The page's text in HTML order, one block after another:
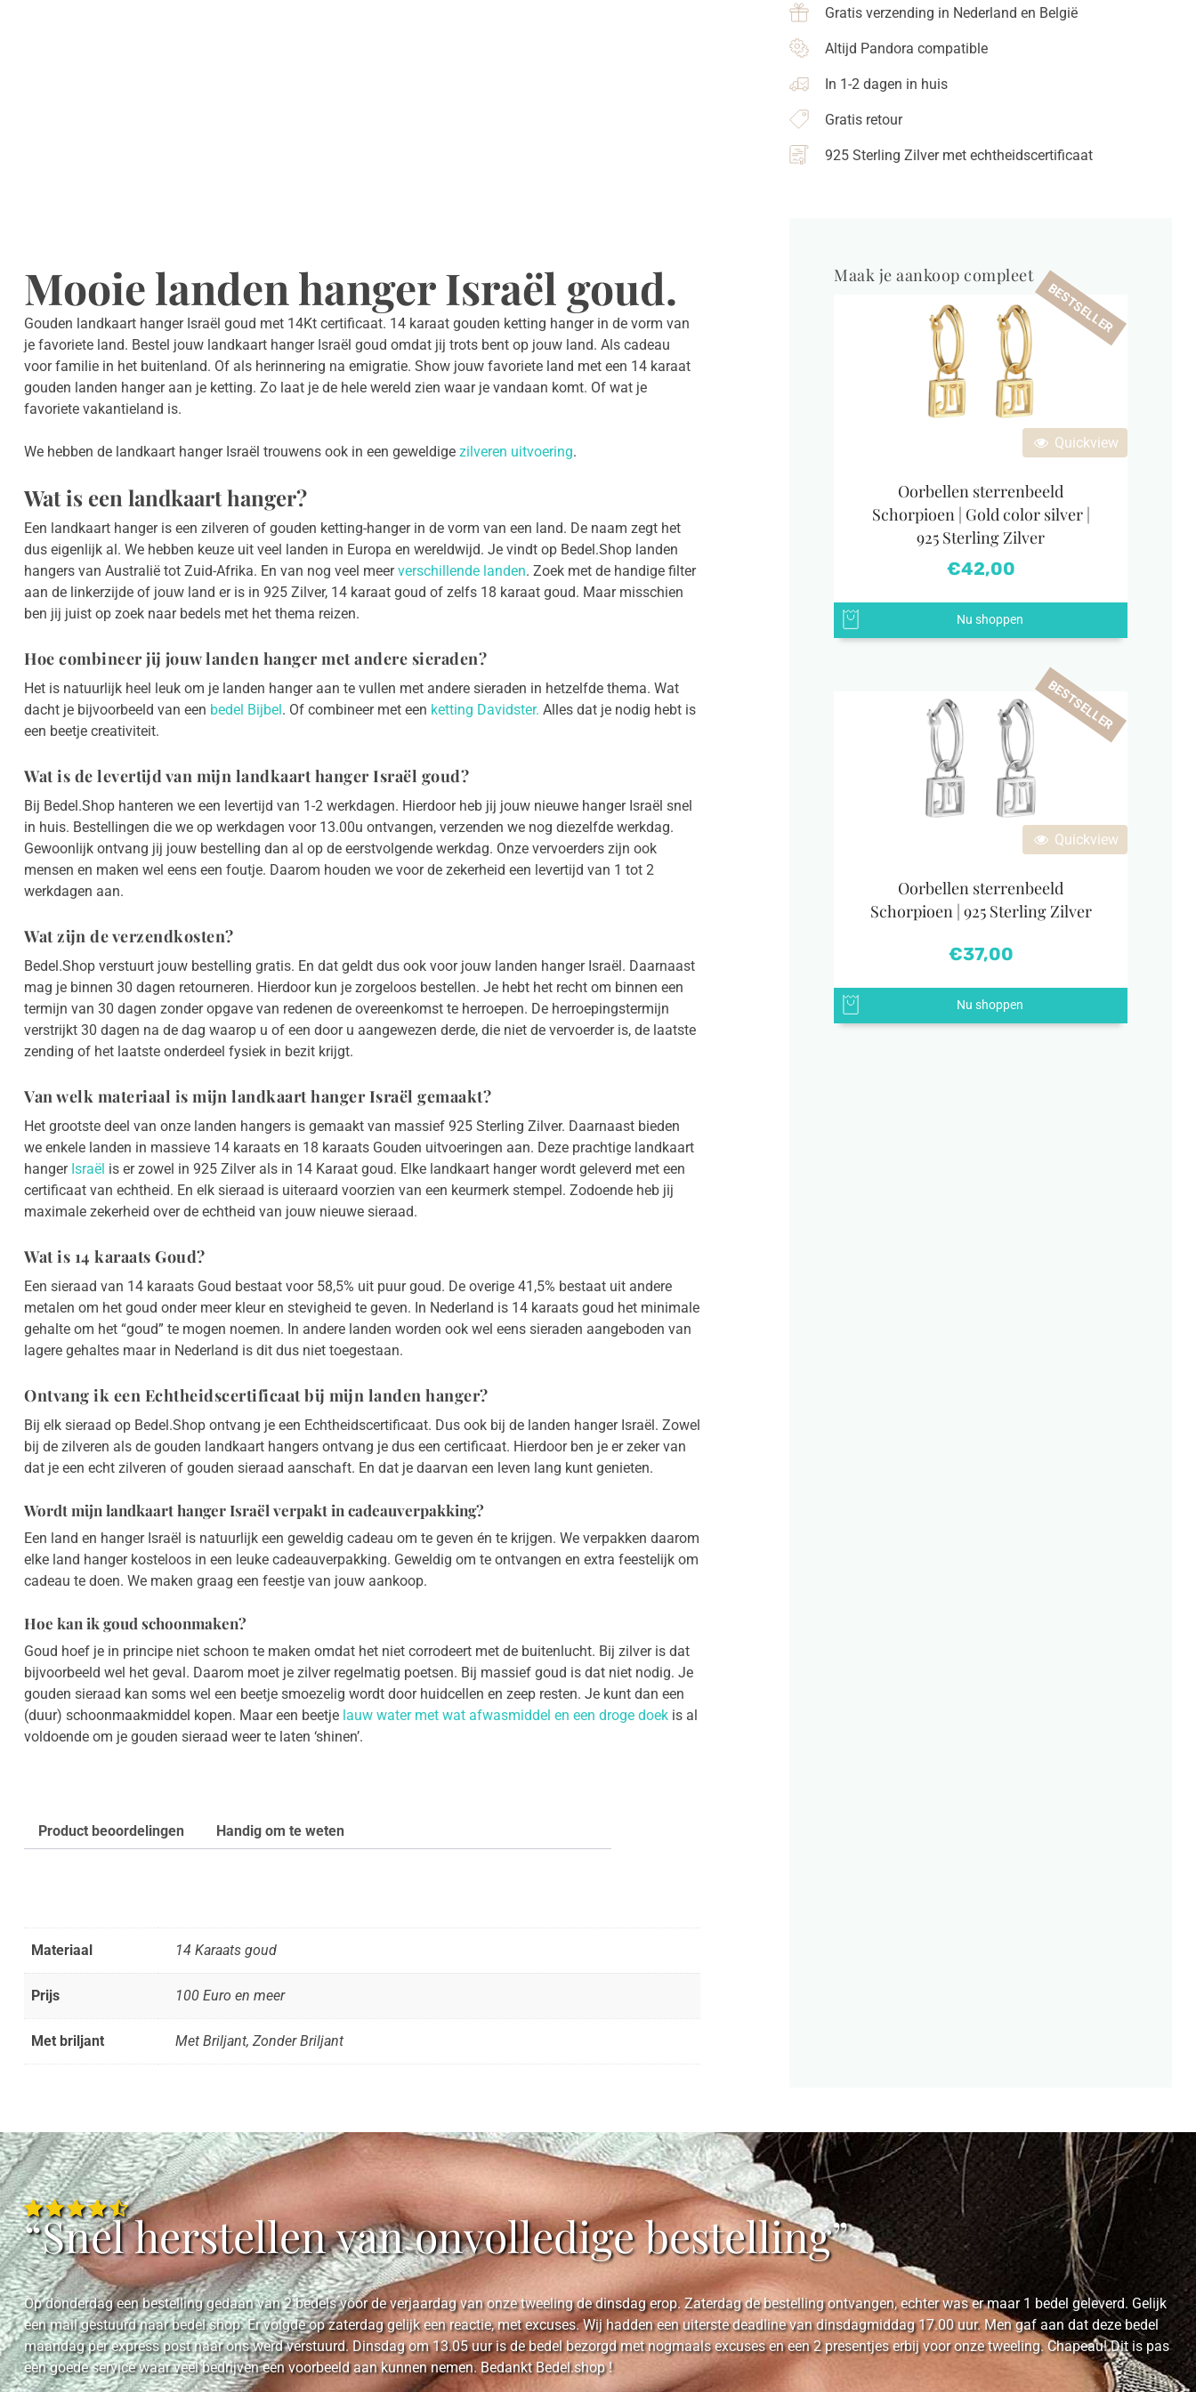
Gratis verzending in Nederland en België
Altijd Pandora compatible
In 1-2 dagen in huis
Gratis retour
925 Sterling Zilver met echtheidscertificaat
Mooie landen hanger Israël goud.
Gouden landkaart hanger Israël goud met 14Kt certificaat. 14 karaat gouden ketting hanger in de vorm van
je favoriete land. Bestel jouw landkaart hanger Israël goud omdat jij trots bent op jouw land. Als cadeau
voor familie in het buitenland. Of als herinnering na emigratie. Show jouw favoriete land met een 14 karaat
gouden landen hanger aan je ketting. Zo laat je de hele wereld zien waar je vandaan komt. Of wat je
favoriete vakantieland is.
We hebben de landkaart hanger Israël trouwens ook in een geweldige zilveren uitvoering.
Wat is een landkaart hanger?
Een landkaart hanger is een zilveren of gouden ketting-hanger in de vorm van een land. De naam zegt het
dus eigenlijk al. We hebben keuze uit veel landen in Europa en wereldwijd. Je vindt op Bedel.Shop landen
hangers van Australië tot Zuid-Afrika. En van nog veel meerverschillende landen. Zoek met de handige filter
aan de linkerzijde of jouw land er is in 925 Zilver, 14 karaat goud of zelfs 18 karaat goud. Maar misschien
ben jij juist op zoek naar bedels met het thema reizen.
Hoe combineer jij jouw landen hanger met andere sieraden?
Het is natuurlijk heel leuk om je landen hanger aan te vullen met andere sieraden in hetzelfde thema. Wat
dacht je bijvoorbeeld van een bedel Bijbel. Of combineer met een ketting Davidster. Alles dat je nodig hebt is
een beetje creativiteit.
Wat is de levertijd van mijn landkaart hanger Israël goud?
Bij Bedel.Shop hanteren we een levertijd van 1-2 werkdagen. Hierdoor heb jij jouw nieuwe hanger Israël snel
in huis. Bestellingen die we op werkdagen voor 13.00u ontvangen, verzenden we nog diezelfde werkdag.
Gewoonlijk ontvang jij jouw bestelling dan al op de eerstvolgende werkdag. Onze vervoerders zijn ook
mensen en maken wel eens een foutje. Daarom houden we voor de zekerheid een levertijd van 1 tot 2
werkdagen aan.
Wat zijn de verzendkosten?
Bedel.Shop verstuurt jouw bestelling gratis. En dat geldt dus ook voor jouw landen hanger Israël. Daarnaast
mag je binnen 30 dagen retourneren. Hierdoor kun je zorgeloos bestellen. Je hebt het recht om binnen een
termijn van 30 dagen zonder opgave van redenen de overeenkomst te herroepen. De herroepingstermijn
verstrijkt 30 dagen na de dag waarop u of een door u aangewezen derde, die niet de vervoerder is, de laatste
zending of het laatste onderdeel fysiek in bezit krijgt.
Van welk materiaal is mijn landkaart hanger Israël gemaakt?
Het grootste deel van onze landen hangers is gemaakt van massief 925 Sterling Zilver. Daarnaast bieden
we enkele landen in massieve 14 karaats en 18 karaats Gouden uitvoeringen aan. Deze prachtige landkaart
hanger Israël is er zowel in 925 Zilver als in 14 Karaat goud. Elke landkaart hanger wordt geleverd met een
certificaat van echtheid. En elk sieraad is uiteraard voorzien van een keurmerk stempel. Zodoende heb jij
maximale zekerheid over de echtheid van jouw nieuwe sieraad.
Wat is 14 karaats Goud?
Een sieraad van 14 karaats Goud bestaat voor 58,5% uit puur goud. De overige 41,5% bestaat uit andere
metalen om het goud onder meer kleur en stevigheid te geven. In Nederland is 14 karaats goud het minimale
gehalte om het “goud” te mogen noemen. In andere landen worden ook wel eens sieraden aangeboden van
lagere gehaltes maar in Nederland is dit dus niet toegestaan.
Ontvang ik een Echtheidscertificaat bij mijn landen hanger?
Bij elk sieraad op Bedel.Shop ontvang je een Echtheidscertificaat. Dus ook bij de landen hanger Israël. Zowel
bij de zilveren als de gouden landkaart hangers ontvang je dus een certificaat. Hierdoor ben je er zeker van
dat je een echt zilveren of gouden sieraad aanschaft. En dat je daarvan een leven lang kunt genieten.
Wordt mijn landkaart hanger Israël verpakt in cadeauverpakking?
Een land en hanger Israël is natuurlijk een geweldig cadeau om te geven én te krijgen. We verpakken daarom
elke land hanger kosteloos in een leuke cadeauverpakking. Geweldig om te ontvangen en extra feestelijk om
cadeau te doen. We maken graag een feestje van jouw aankoop.
Hoe kan ik goud schoonmaken?
Goud hoef je in principe niet schoon te maken omdat het niet corrodeert met de buitenlucht. Bij zilver is dat
bijvoorbeeld wel het geval. Daarom moet je zilver regelmatig poetsen. Bij massief goud is dat niet nodig. Je
gouden sieraad kan soms wel een beetje smoezelig wordt door huidcellen en zeep resten. Je kunt dan een
(duur) schoonmaakmiddel kopen. Maar een beetje lauw water met wat afwasmiddel en een droge doek is al
voldoende om je gouden sieraad weer te laten ‘shinen’.
Product beoordelingen Handig om te weten
Materiaal 14 Karaats goud
Prijs 100 Euro en meer
Met briljant Met Briljant, Zonder Briljant
Maak je aankoop compleet
Quickview
BESTSELLER
Oorbellen sterrenbeeld
Schorpioen | Gold color silver |
925 Sterling Zilver
€42,00
Nu shoppen
Quickview
BESTSELLER
Oorbellen sterrenbeeld
Schorpioen | 925 Sterling Zilver
€37,00
Nu shoppen
“Snel herstellen van onvolledige bestelling”
Op donderdag een bestelling gedaan van 2 bedels voor de verjaardag van onze tweeling de dinsdag erop. Zaterdag de bestelling ontvangen, echter was er maar 1 bedel geleverd. Gelijk
een mail gestuurd naar bedel.shop. Er volgde op zaterdag gelijk een reactie, met excuses. Wij hadden een uiterste deadline van dinsdagmiddag 17.00 uur. Men gaf aan dat deze bedel
maandag per express post naar ons werd verstuurd. Dinsdag om 13.05 uur is de bedel bezorgd met nogmaals excuses en een 2 presentjes erbij voor onze tweeling. Chapeau! Dit is pas
een goede service waar veel bedrijven een voorbeeld aan kunnen nemen. Bedankt Bedel.shop !